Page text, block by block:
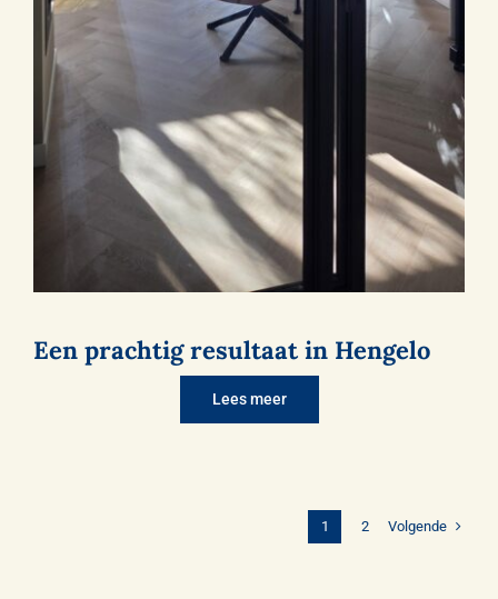
Een prachtig resultaat in Hengelo
Lees meer
1 2 Volgende